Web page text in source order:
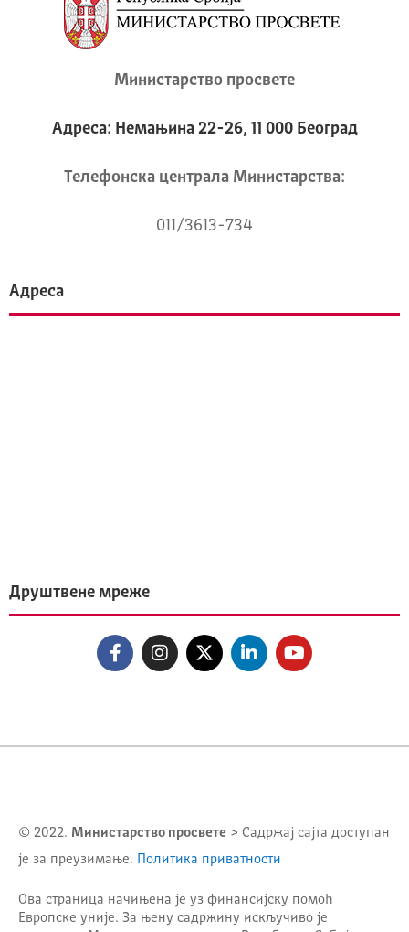
Министарство просвете
Адреса: Немањина 22-26, 11 000 Београд
Телeфонска централа Mинистарства:
011/3613-734
Адреса
Друштвене мреже
© 2022. Министарство просвете > Садржај сајта доступан
је за преузимање. Политика приватности
Ова страница начињена је уз финансијску помоћ
Европске уније. За њену садржину искључиво је